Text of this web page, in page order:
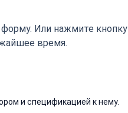
форму. Или нажмите кнопку
время.
и спецификацией к нему.